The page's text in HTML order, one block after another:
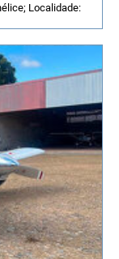
Localidade: